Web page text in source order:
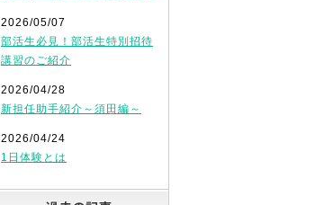
2026/05/07
部活生必見！部活生特別招待
講習のご紹介
2026/04/28
新担任助手紹介～須田編～
2026/04/24
1日体験とは